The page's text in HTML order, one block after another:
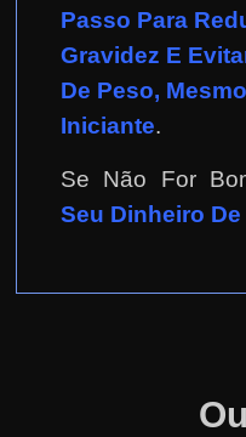
Passo Para
Gravidez E
De Peso,
Iniciante.
Se Não For
Seu Dinheiro De